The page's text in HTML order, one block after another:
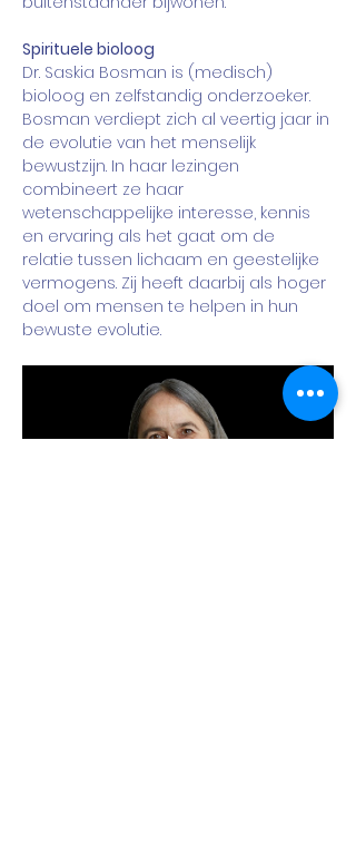
Spirituele bioloog
Dr. Saskia Bosman is (medisch)
bioloog en zelfstandig onderzoeker.
Bosman verdiept zich al veertig jaar in
de evolutie van het menselijk
bewustzijn. In haar lezingen
combineert ze haar
wetenschappelijke interesse, kennis
en ervaring als het gaat om de
relatie tussen lichaam en geestelijke
vermogens. Zij heeft daarbij als hoger
doel om mensen te helpen in hun
bewuste evolutie.